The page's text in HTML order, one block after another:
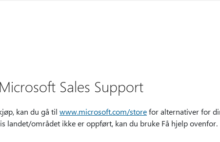
Sales Support
kan du gå til www.microsoft.com/storefor alternativer for
landet/området ikke er oppført, kan du bruke Få hjelp ovenfor.